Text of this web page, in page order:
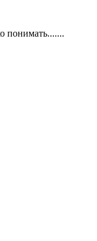
понимать.......